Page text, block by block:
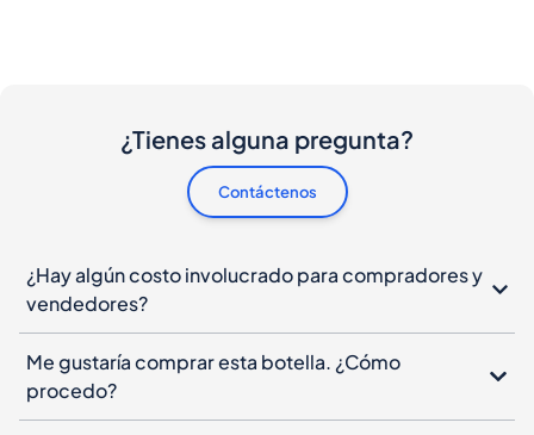
¿Tienes alguna pregunta?
Contáctenos
¿Hay algún costo involucrado para compradores y
vendedores?
Me gustaría comprar esta botella. ¿Cómo
procedo?